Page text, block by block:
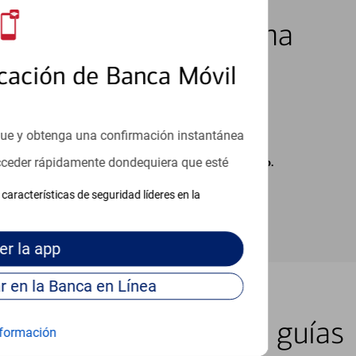
de Banca Móvil
y obtenga una confirmación instantánea
rápidamente dondequiera que esté
de seguridad líderes en la
la app
Continúe para entrar en la Banca en Línea
7 días de la semana
cargos de su proveedor por mensajes de texto.
lugar con nuestras guías